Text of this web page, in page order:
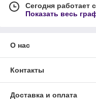
Сегодня работает
Показать весь
О нас
Контакты
Доставка и оплата